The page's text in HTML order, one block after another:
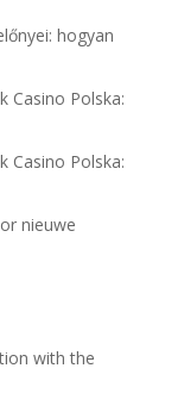
hogyan
Casino Polska:
Casino Polska:
nieuwe
with the